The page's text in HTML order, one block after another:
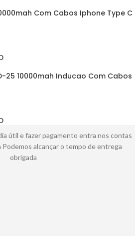
Com Cabos Iphone Type C
25 10000mah Inducao Com Cabos
útil e fazer pagamento entra nos contas
alcançar o tempo de entrega
obrigada